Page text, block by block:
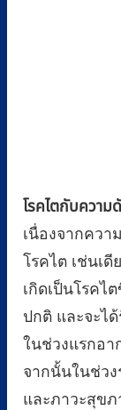
โรคไตกับความ
เนื่องจากควา
โรคไต เช่นเดี
เกิดเป็นโรคไ
ปกติ และจะไ
ในช่วงแรกอา
จากนั้นในช่วง
และภาวะสุข